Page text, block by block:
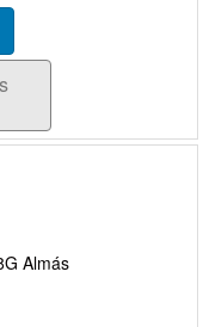
Almás